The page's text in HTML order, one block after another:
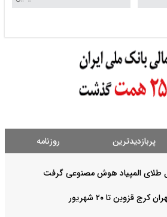
پربازدیدترین روزنامه
طلای المپیاد هوش مصنوعی گرفت
قزوین تا ۲۰ شهریور